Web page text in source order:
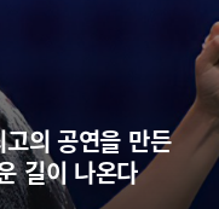
의 공연을 만든
길이 나온다